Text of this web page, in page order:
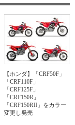
【ホンダ】「CRF50F」
「CRF110F」
「CRF125F」
「CRF150R」
「CRF150RII」をカラー
変更し発売